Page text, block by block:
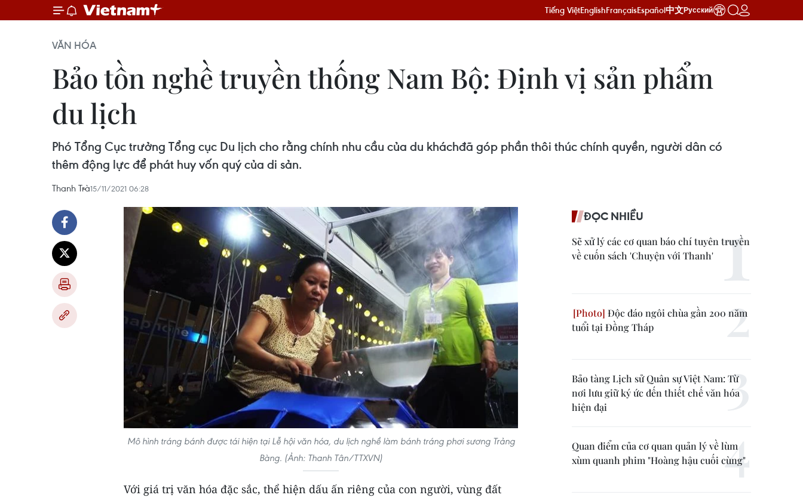
Tiếng ViệtEnglishFrançaisEspañol中文Русский
VĂN HÓA
Bảo tồn nghề truyền thống Nam Bộ: Định vị sản phẩm
du lịch
Phó Tổng Cục trưởng Tổng cục Du lịch cho rằng chính nhu cầu của du kháchđã góp phần thôi thúc chính quyền, người dân có
thêm động lực để phát huy vốn quý của di sản.
Thanh Trà15/11/2021 06:28
Mô hình tráng bánh được tái hiện tại Lễ hội văn hóa, du lịch nghề làm bánh tráng phơi sương Trảng
Bàng. (Ảnh: Thanh Tân/TTXVN)
Với giá trị văn hóa đặc sắc, thể hiện dấu ấn riêng của con người, vùng đất
ĐỌC NHIỀU
Sẽ xử lý các cơ quan báo chí tuyên truyền
về cuốn sách 'Chuyện với Thanh'
Độc đáo ngôi chùa gần 200 năm
tuổi tại Đồng Tháp
Bảo tàng Lịch sử Quân sự Việt Nam: Từ
nơi lưu giữ ký ức đến thiết chế văn hóa
hiện đại
Quan điểm của cơ quan quản lý về lùm
xùm quanh phim "Hoàng hậu cuối cùng"